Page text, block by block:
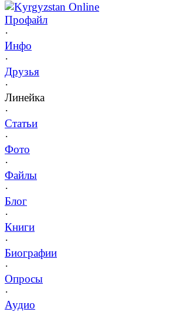
Kyrgyzstan Online
Профайл
·
Инфо
·
Друзья
·
Линейка
·
Статьи
·
Фото
·
Файлы
·
Блог
·
Книги
·
Биографии
·
Опросы
·
Аудио